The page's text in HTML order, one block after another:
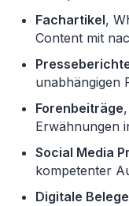
Fachartikel,
Content mit
unabhängigen
Forenbeiträge
Erwähnungen
Social Media
kompetenter
Digitale